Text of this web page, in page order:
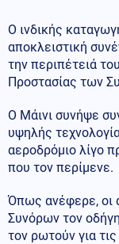
Ο ινδικής
αποκλειστική
την περιπέτειά
Προστασίας των
Ο Μάινι συνήψε
υψηλής
αεροδρόμιο λίγο
που τον περίμενε.
Όπως ανέφερε, οι
Συνόρων τον
τον ρωτούν για